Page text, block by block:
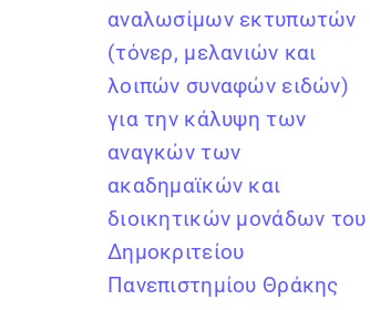
αναλωσίμων εκτυπωτών
(τόνερ, μελανιών και
λοιπών συναφών ειδών)
για την κάλυψη των
αναγκών των
ακαδημαϊκών και
διοικητικών μονάδων του
Δημοκριτείου
Πανεπιστημίου Θράκης